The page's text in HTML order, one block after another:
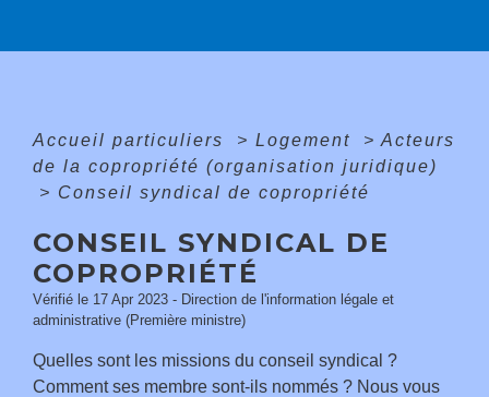
Accueil particuliers > Logement > Acteurs
de la copropriété (organisation juridique)
> Conseil syndical de copropriété
CONSEIL SYNDICAL DE
COPROPRIÉTÉ
Vérifié le 17 Apr 2023 - Direction de l'information légale et
administrative (Première ministre)
Quelles sont les missions du conseil syndical ?
Comment ses membre sont-ils nommés ? Nous vous